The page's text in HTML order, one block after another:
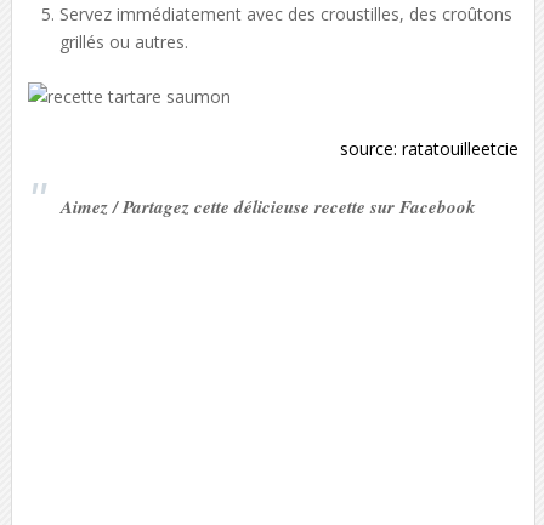
Servez immédiatement avec des croustilles, des croûtons
grillés ou autres.
source:ratatouilleetcie
Aimez / Partagez cette délicieuse recette sur Facebook